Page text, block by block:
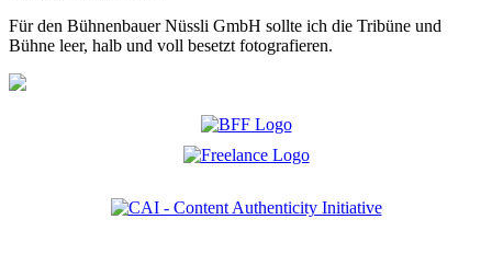
Für den Bühnenbauer Nüssli GmbH sollte ich die Tribüne und
Bühne leer, halb und voll besetzt fotografieren.